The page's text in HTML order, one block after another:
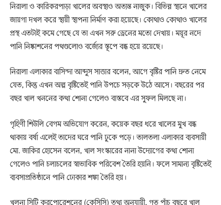
নিরালা ও কারিকরপাড়া খালের অবস্থাও অত্যন্ত নাজুক। বিভিন্ন স্থানে খালের
জায়গা দখল করে স্থায়ী স্থাপনা নির্মাণ করা হয়েছে। কোথাও কোথাও খালের
প্রস্থ এতটাই কমে গেছে যে তা এখন সরু ড্রেনের মতো দেখায়। ময়ূর নদে
পানি নিষ্কাশনের পথগুলোও বর্জ্যের স্তূপে বন্ধ হয়ে রয়েছে।
নিরালা এলাকার বাসিন্দা আব্দুস সাত্তার বলেন, আগে বৃষ্টির পানি দ্রুত নেমে
যেত, কিন্তু এখন অল্প বৃষ্টিতেই পানি উপচে সড়কে উঠে আসে। বছরের পর
বছর খাল খননের কথা শোনা গেলেও বাস্তবে এর সুফল মিলছে না।
গৃহিণী শিউলি বেগম অভিযোগ করেন, কয়েক বছর ধরে খালের মুখ বন্ধ
থাকায় বর্ষা এলেই তাদের ঘরে পানি ঢুকে পড়ে। তালতলা এলাকার ব্যবসায়ী
মো. জাকির হোসেন বলেন, খাল সংস্কারের নানা উদ্যোগের কথা শোনা
গেলেও পানি চলাচলের স্বাভাবিক পরিবেশ তৈরি হয়নি। ফলে সামান্য বৃষ্টিতেই
ব্যবসাপ্রতিষ্ঠানে পানি ঢোকার শঙ্কা তৈরি হয়।
খুলনা সিটি করপোরেশনের (কেসিসি) তথ্য অনুযায়ী, গত পাঁচ বছরে খাল